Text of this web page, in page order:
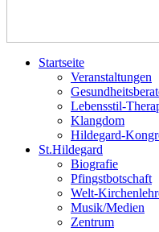
Startseite
Veranstaltungen
Lebensstil-
Klangdom
Hildegard-
St.Hildegard
Biografie
Pfingstbotschaft
Welt-
Musik/Medien
Zentrum